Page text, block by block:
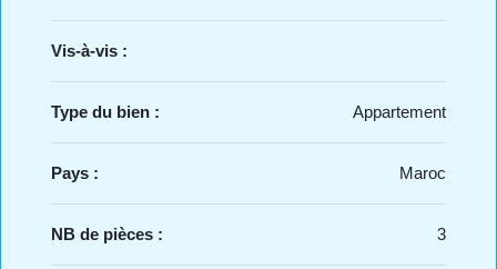
Vis-à-vis :
Type du bien : Appartement
Pays : Maroc
NB de pièces : 3